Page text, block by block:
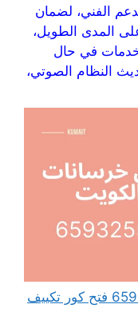
الفني، لضمان
المدى الطويل،
في حال
النظام الصوتي،